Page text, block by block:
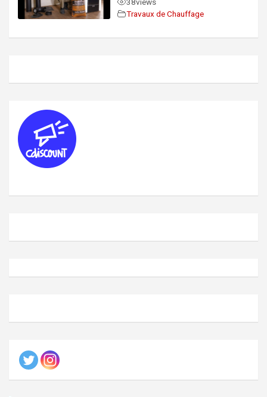
Travaux de Chauffage